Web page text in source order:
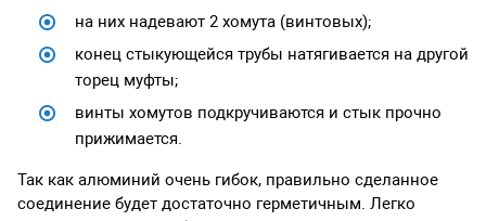
на них надевают 2 хомута (винтовых);
конец стыкующейся трубы натягивается на другой
торец муфты;
винты хомутов подкручиваются и стык прочно
прижимается.
Так как алюминий очень гибок, правильно сделанное
соединение будет достаточно герметичным. Легко